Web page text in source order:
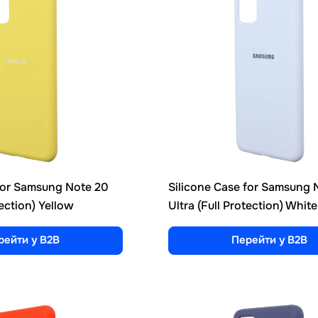
Samsung Note 20
Yellow
у B2B
Silicone Case for Samsung
Ultra (Full Protection) White
Перейти у B2B